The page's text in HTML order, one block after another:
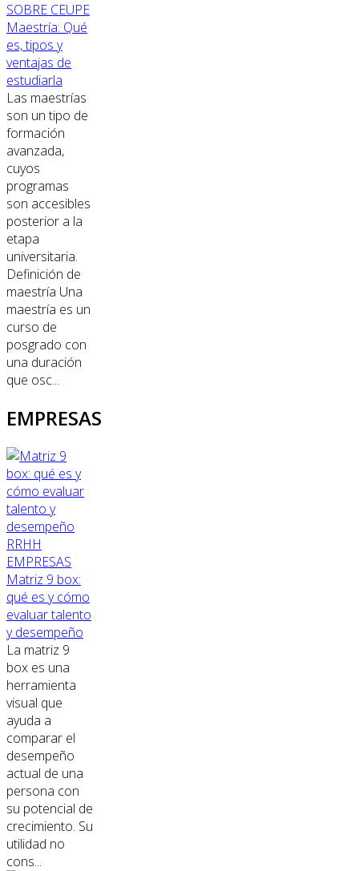
SOBRE CEUPE
Maestría: Qué
es, tipos y
ventajas de
estudiarla
Las maestrías
son un tipo de
formación
avanzada,
cuyos
programas
son accesibles
posterior a la
etapa
universitaria.
Definición de
maestría Una
maestría es un
curso de
posgrado con
una duración
que osc...
EMPRESAS
RRHH
EMPRESAS
Matriz 9 box:
qué es y cómo
evaluar talento
y desempeño
La matriz 9
box es una
herramienta
visual que
ayuda a
comparar el
desempeño
actual de una
persona con
su potencial de
crecimiento. Su
utilidad no
cons...